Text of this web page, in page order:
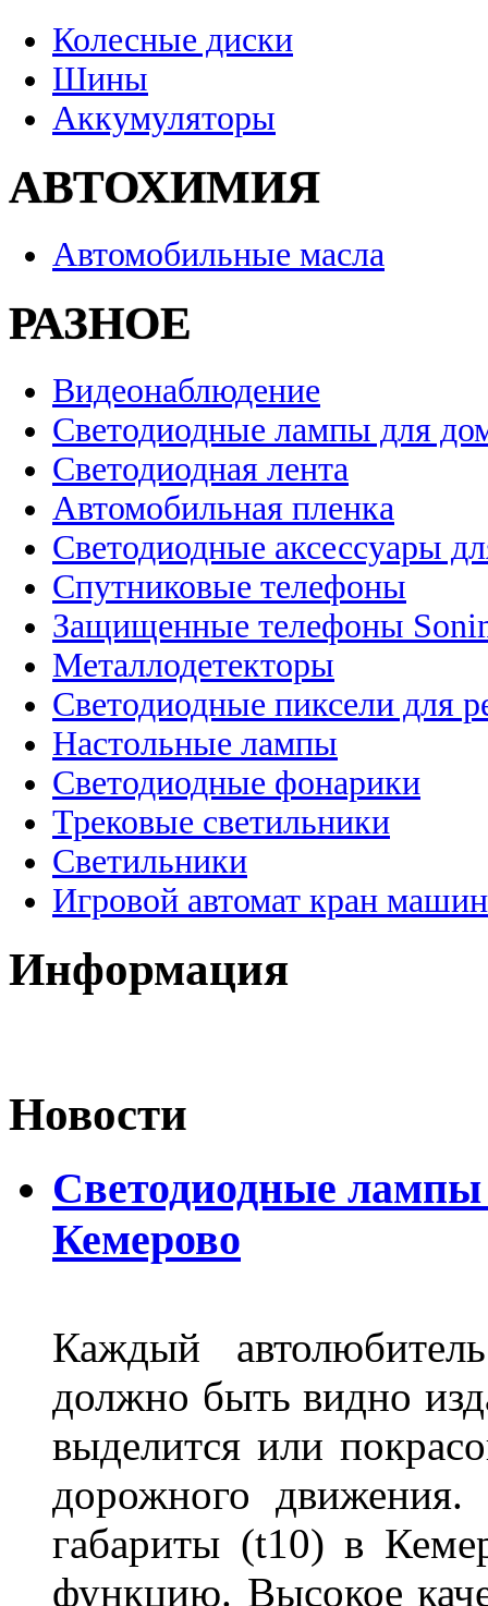
Колесные диски
Шины
Аккумуляторы
АВТОХИМИЯ
Автомобильные масла
РАЗНОЕ
Видеонаблюдение
Светодиодные лампы для
Светодиодная лента
Автомобильная пленка
Светодиодные аксессуары
Спутниковые телефоны
Защищенные телефоны
Металлодетекторы
Светодиодные пиксели для
Настольные лампы
Светодиодные фонарики
Трековые светильники
Светильники
Игровой автомат кран
Информация
Новости
Светодиодные
Кемерово
Каждый
должно быть видно
выделится или
дорожного
габариты (t10) в
функцию. Высокое